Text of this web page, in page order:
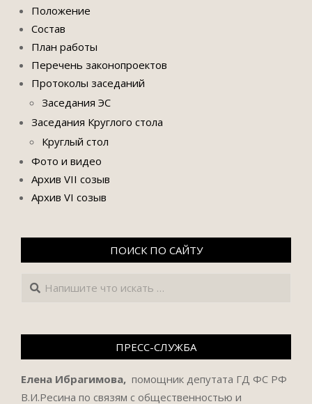
Положение
Состав
План работы
Перечень законопроектов
Протоколы заседаний
Заседания ЭС
Заседания Круглого стола
Круглый стол
Фото и видео
Архив VII созыв
Архив VI созыв
ПОИСК ПО САЙТУ
Поиск
ПРЕСС-СЛУЖБА
Елена Ибрагимова, помощник депутата ГД ФС РФ
В.И.Ресина по связям с общественностью и